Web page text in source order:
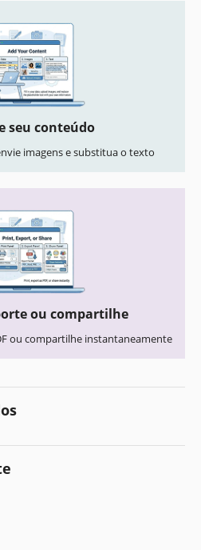
seu conteúdo
imagens e substitua o texto
ou compartilhe
ou compartilhe instantaneamente